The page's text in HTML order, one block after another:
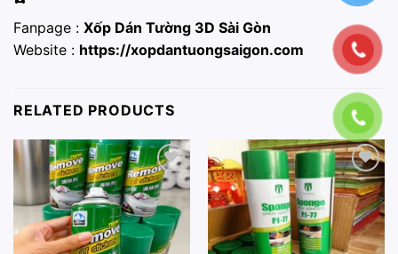
Fanpage : Xốp Dán Tường 3D Sài Gòn
Website : https://xopdantuongsaigon.com
RELATED PRODUCTS
Add to
wishlist
Add to
wishlist